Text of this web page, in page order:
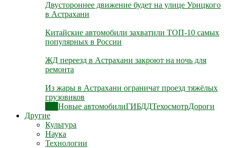
Двустороннее движение будет на улице Урицкого
в Астрахани
Китайские автомобили захватили ТОП-10 самых
популярных в России
ЖД переезд в Астрахани закроют на ночь для
ремонта
Из жары в Астрахани ограничат проезд тяжёлых
грузовиков
Новые автомобилиГИБДДТехосмотрДороги
Другие
Культура
Наука
Технологии